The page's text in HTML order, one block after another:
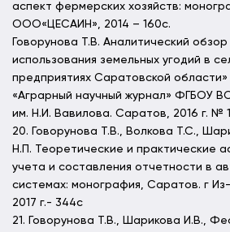
аспект фермерских хозяйств:
ООО«ЦЕСАИН», 2014 – 160с.
Говорунова Т.В. Аналитический обзор
использования земельных угодий в
предприятиях Саратовской
«Аграрный научный журнал» ФГБОУ
им. Н.И. Вавилова. Саратов, 2016 г. №
20. Говорунова Т.В., Волкова Т.С.,
Н.П. Теоретические и практические
учета и составления отчетности в
системах: монография, Саратов. г
2017 г.- 344с
21. Говорунова Т.В., Шарикова И.В.,